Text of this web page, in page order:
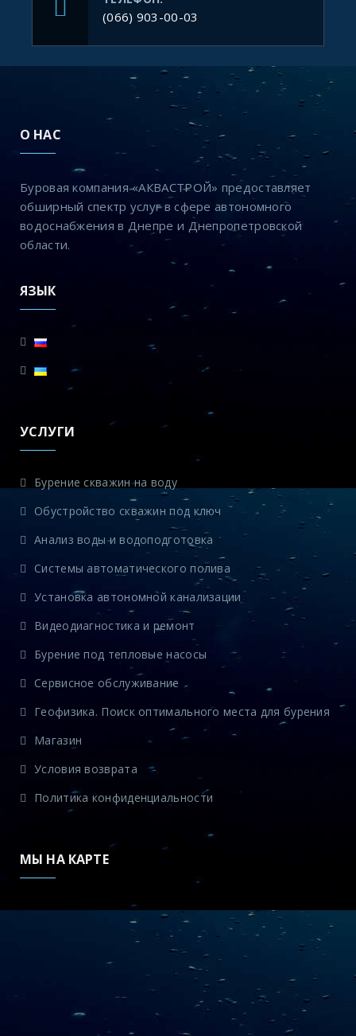
(066) 903-00-03
О НАС
Буровая компания «АКВАСТРОЙ» предоставляет
обширный спектр услуг в сфере автономного
водоснабжения в Днепре и Днепропетровской
области.
ЯЗЫК
УСЛУГИ
Бурение скважин на воду
Обустройство скважин под ключ
Анализ воды и водоподготовка
Системы автоматического полива
Установка автономной канализации
Видеодиагностика и ремонт
Бурение под тепловые насосы
Сервисное обслуживание
Геофизика. Поиск оптимального места для бурения
Магазин
Условия возврата
Политика конфиденциальности
МЫ НА КАРТЕ